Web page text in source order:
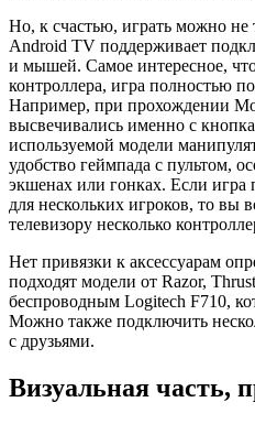
Но, к счастью, играть можно не
Android TV поддерживает
и мышей. Самое интересное,
контроллера, игра полностью
Например, при прохождении
высвечивались именно с
используемой модели
удобство геймпада с пультом,
экшенах или гонках. Если игра
для нескольких игроков, то вы
телевизору несколько
Нет привязки к аксессуарам
подходят модели от Razor,
беспроводным Logitech F710,
Можно также подключить
с друзьями.
Визуальная часть,